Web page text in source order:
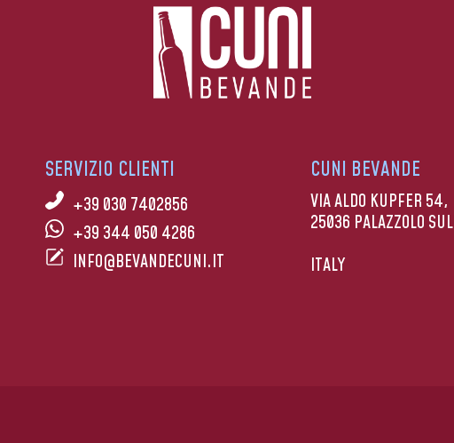
SERVIZIO CLIENTI
+39 030 7402856
+39 344 050 4286
INFO@BEVANDECUNI.IT
CUNI BEVANDE
VIA ALDO KUPFER 54,
25036 PALAZZOLO
ITALY